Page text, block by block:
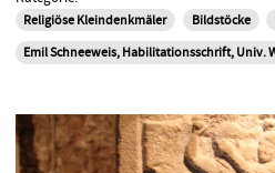
Religiöse Kleindenkmäler
Bildstöcke